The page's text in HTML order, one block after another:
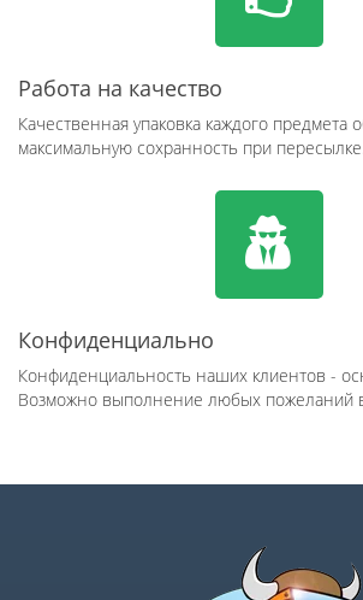
Работа на качество
Качественная упаковка каждого предмета
максимальную сохранность при
Конфиденциально
Конфиденциальность наших клиентов -
Возможно выполнение любых пожеланий